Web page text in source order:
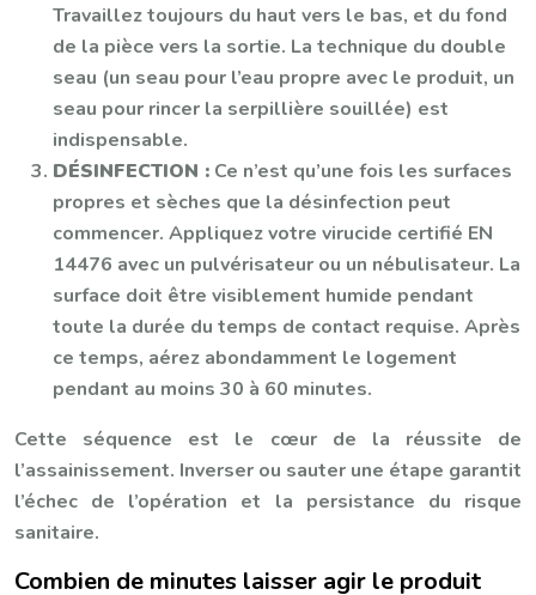
Travaillez toujours du haut vers le bas, et du fond
de la pièce vers la sortie. La technique du double
seau (un seau pour l’eau propre avec le produit, un
seau pour rincer la serpillière souillée) est
indispensable.
DÉSINFECTION : Ce n’est qu’une fois les surfaces
propres et sèches que la désinfection peut
commencer. Appliquez votre virucide certifié EN
14476 avec un pulvérisateur ou un nébulisateur. La
surface doit être visiblement humide pendant
toute la durée du temps de contact requise. Après
ce temps, aérez abondamment le logement
pendant au moins 30 à 60 minutes.
Cette séquence est le cœur de la réussite de
l’assainissement. Inverser ou sauter une étape garantit
l’échec de l’opération et la persistance du risque
sanitaire.
Combien de minutes laisser agir le produit